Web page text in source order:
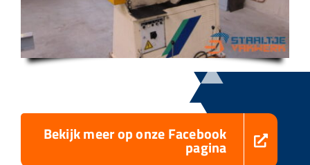
Bekijk meer op onze Facebook
pagina